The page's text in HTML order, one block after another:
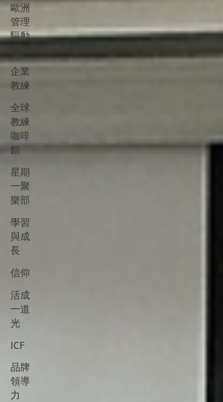
歐洲
管理
驅動
企業
教練
全球
教練
咖啡
館
星期
一聚
樂部
學習
與成
長
信仰
活成
一道
光
ICF
品牌
領導
力